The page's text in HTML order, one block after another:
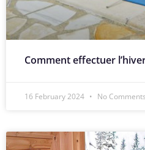
Comment effectuer
16 February 2024 No Comments